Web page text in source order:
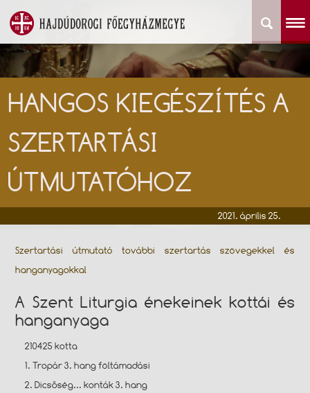
HANGOS KIEGÉSZÍTÉS A
SZERTARTÁSI
ÚTMUTATÓHOZ
2021. április 25.
Szertartási útmutató további szertartás szövegekkel és
hanganyagokkal
A Szent Liturgia énekeinek kottái és
hanganyaga
210425 kotta
1. Tropár 3. hang föltámadási
2. Dicsőség... konták 3. hang